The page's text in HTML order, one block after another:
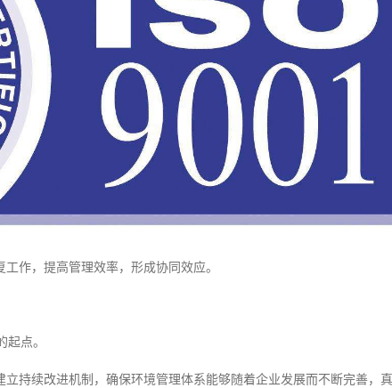
作，提高管理效率，形成协同效应。
点。
持续改进机制，确保环境管理体系能够随着企业发展而不断完善，